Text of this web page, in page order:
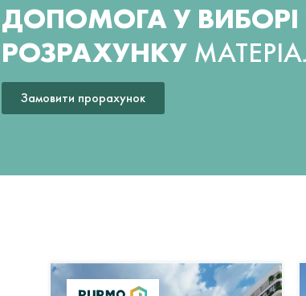
ДОПОМОГА У ВИБОРІ
РОЗРАХУНКУ
Замовити прорахунок